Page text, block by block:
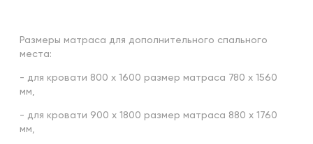
Размеры матраса для дополнительного спального
места:
- для кровати 800 х 1600 размер матраса 780 х 1560
мм,
- для кровати 900 х 1800 размер матраса 880 х 1760
мм,